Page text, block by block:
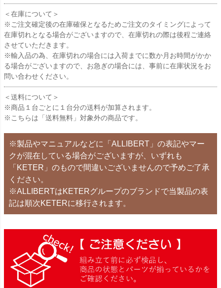
＜在庫について＞
※ご注文確定後の在庫確保となるためご注文のタイミングによって
在庫切れとなる場合がございますので、在庫切れの際は後程ご連絡
させていただきます。
※輸入品の為、在庫切れの場合には入荷までに数か月お時間がかか
る場合がございますので、お急ぎの場合には、事前に在庫状況をお
問い合わせください。
＜送料について＞
※商品１台ごとに１台分の送料が加算されます。
※こちらは「送料無料」対象外の商品です。
※製品やマニュアルなどに「ALLIBERT」の表記やマー
クが混在している場合がございますが、いずれも
「KETER」のもので間違いございませんので予めご了承
ください。
※ALLIBERTはKETERグループのブランドで当製品の表
記は順次KETERに移行されます。